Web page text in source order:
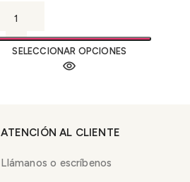
SELECCIONAR OPCIONES
ATENCIÓN AL CLIENTE
Llámanos o escríbenos